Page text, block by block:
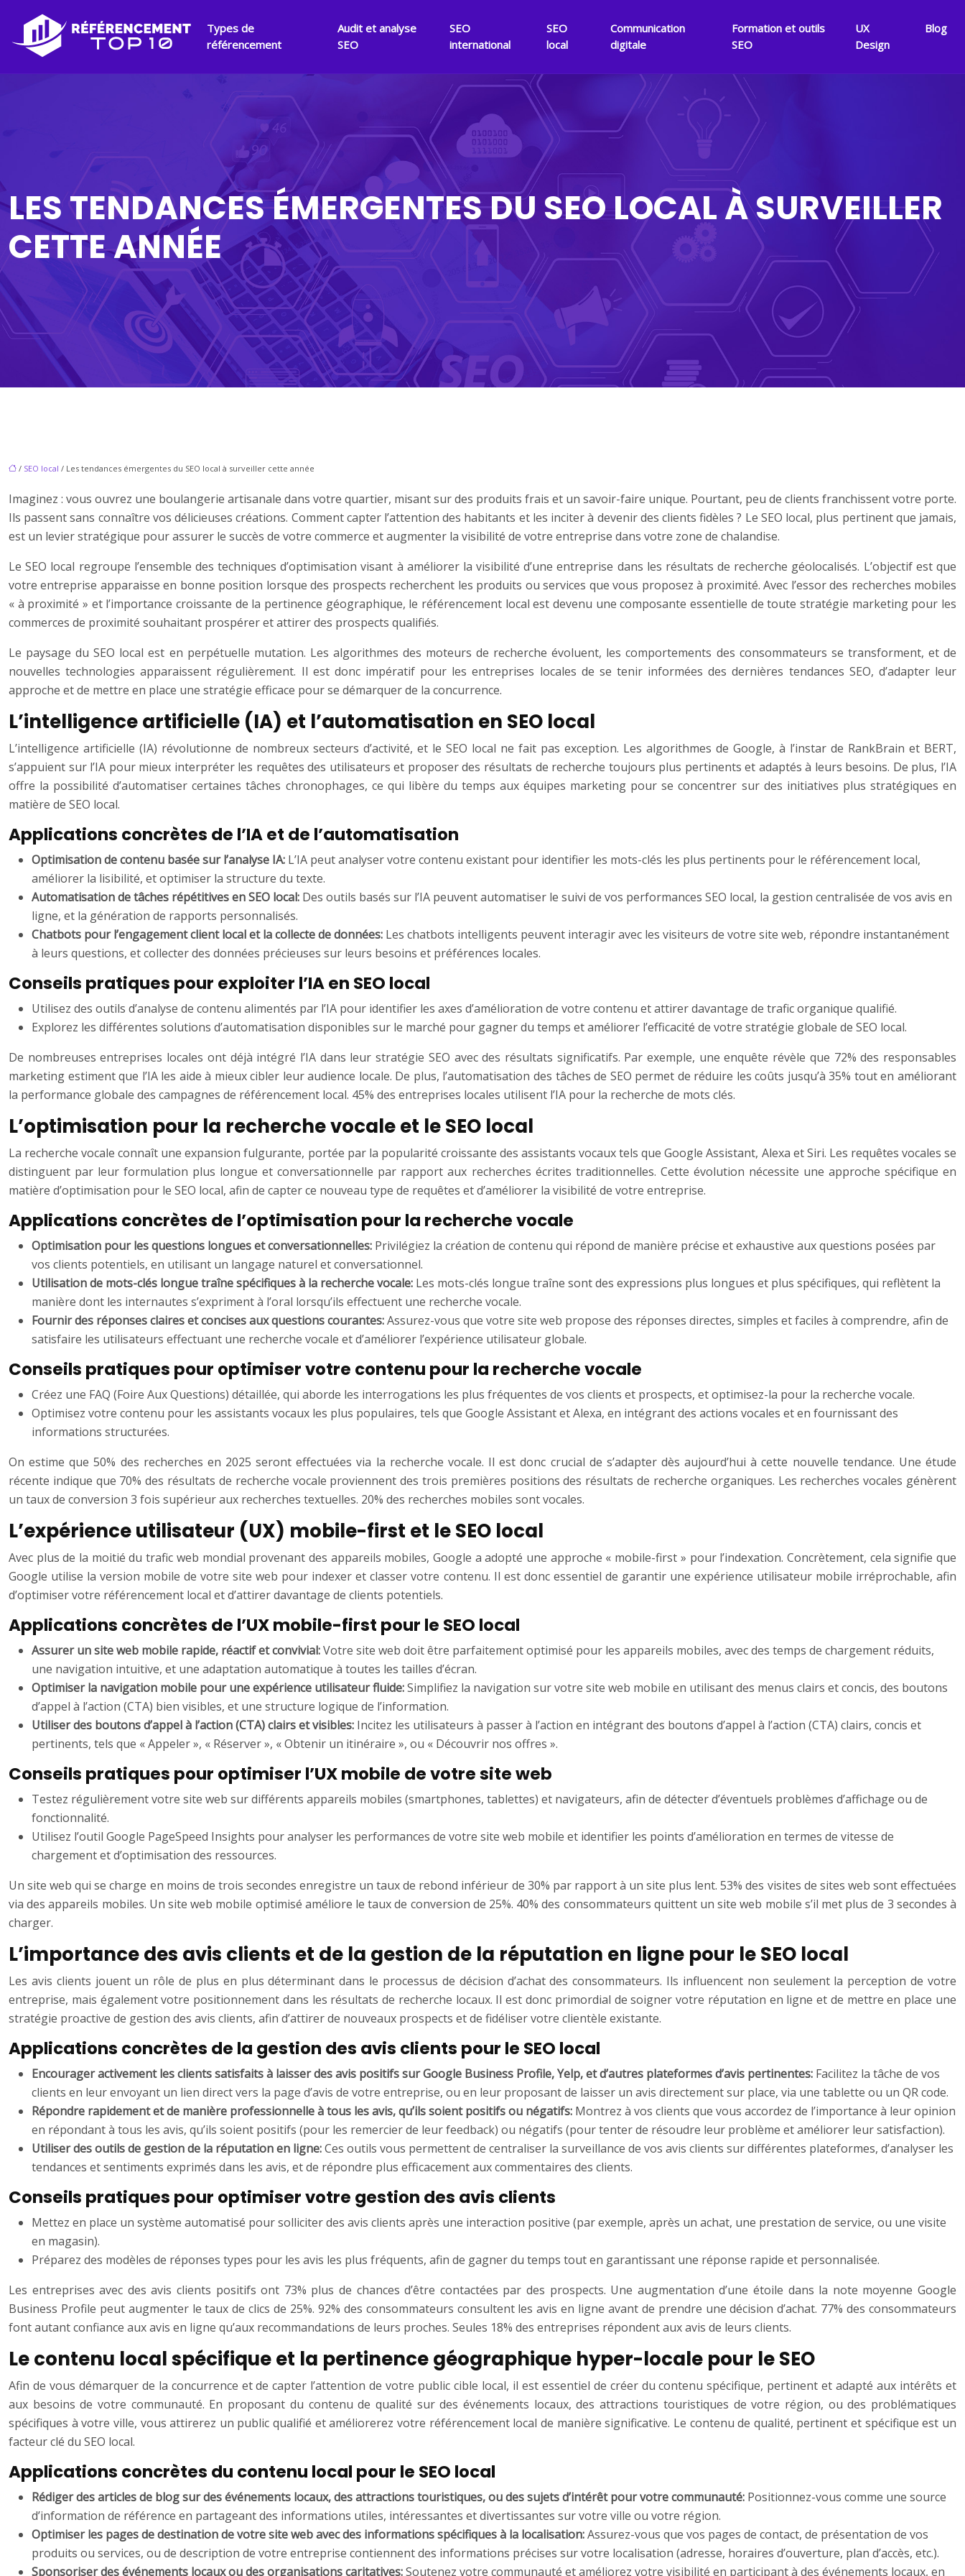
Types de
référencement
Audit et analyse
SEO
SEO
international
SEO
local
Communication
digitale
Formation et outils
SEO
UX
Design
Blog
LES TENDANCES ÉMERGENTES DU SEO LOCAL À SURVEILLER
CETTE ANNÉE
/ SEO local / Les tendances émergentes du SEO local à surveiller cette année
Imaginez : vous ouvrez une boulangerie artisanale dans votre quartier, misant sur des produits frais et un savoir-faire unique. Pourtant, peu de clients franchissent votre porte.
Ils passent sans connaître vos délicieuses créations. Comment capter l’attention des habitants et les inciter à devenir des clients fidèles ? Le SEO local, plus pertinent que jamais,
est un levier stratégique pour assurer le succès de votre commerce et augmenter la visibilité de votre entreprise dans votre zone de chalandise.
Le SEO local regroupe l’ensemble des techniques d’optimisation visant à améliorer la visibilité d’une entreprise dans les résultats de recherche géolocalisés. L’objectif est que
votre entreprise apparaisse en bonne position lorsque des prospects recherchent les produits ou services que vous proposez à proximité. Avec l’essor des recherches mobiles
« à proximité » et l’importance croissante de la pertinence géographique, le référencement local est devenu une composante essentielle de toute stratégie marketing pour les
commerces de proximité souhaitant prospérer et attirer des prospects qualifiés.
Le paysage du SEO local est en perpétuelle mutation. Les algorithmes des moteurs de recherche évoluent, les comportements des consommateurs se transforment, et de
nouvelles technologies apparaissent régulièrement. Il est donc impératif pour les entreprises locales de se tenir informées des dernières tendances SEO, d’adapter leur
approche et de mettre en place une stratégie efficace pour se démarquer de la concurrence.
L’intelligence artificielle (IA) et l’automatisation en SEO local
L’intelligence artificielle (IA) révolutionne de nombreux secteurs d’activité, et le SEO local ne fait pas exception. Les algorithmes de Google, à l’instar de RankBrain et BERT,
s’appuient sur l’IA pour mieux interpréter les requêtes des utilisateurs et proposer des résultats de recherche toujours plus pertinents et adaptés à leurs besoins. De plus, l’IA
offre la possibilité d’automatiser certaines tâches chronophages, ce qui libère du temps aux équipes marketing pour se concentrer sur des initiatives plus stratégiques en
matière de SEO local.
Applications concrètes de l’IA et de l’automatisation
Optimisation de contenu basée sur l’analyse IA: L’IA peut analyser votre contenu existant pour identifier les mots-clés les plus pertinents pour le référencement local,
améliorer la lisibilité, et optimiser la structure du texte.
Automatisation de tâches répétitives en SEO local: Des outils basés sur l’IA peuvent automatiser le suivi de vos performances SEO local, la gestion centralisée de vos avis en
ligne, et la génération de rapports personnalisés.
Chatbots pour l’engagement client local et la collecte de données: Les chatbots intelligents peuvent interagir avec les visiteurs de votre site web, répondre instantanément
à leurs questions, et collecter des données précieuses sur leurs besoins et préférences locales.
Conseils pratiques pour exploiter l’IA en SEO local
Utilisez des outils d’analyse de contenu alimentés par l’IA pour identifier les axes d’amélioration de votre contenu et attirer davantage de trafic organique qualifié.
Explorez les différentes solutions d’automatisation disponibles sur le marché pour gagner du temps et améliorer l’efficacité de votre stratégie globale de SEO local.
De nombreuses entreprises locales ont déjà intégré l’IA dans leur stratégie SEO avec des résultats significatifs. Par exemple, une enquête révèle que 72% des responsables
marketing estiment que l’IA les aide à mieux cibler leur audience locale. De plus, l’automatisation des tâches de SEO permet de réduire les coûts jusqu’à 35% tout en améliorant
la performance globale des campagnes de référencement local. 45% des entreprises locales utilisent l’IA pour la recherche de mots clés.
L’optimisation pour la recherche vocale et le SEO local
La recherche vocale connaît une expansion fulgurante, portée par la popularité croissante des assistants vocaux tels que Google Assistant, Alexa et Siri. Les requêtes vocales se
distinguent par leur formulation plus longue et conversationnelle par rapport aux recherches écrites traditionnelles. Cette évolution nécessite une approche spécifique en
matière d’optimisation pour le SEO local, afin de capter ce nouveau type de requêtes et d’améliorer la visibilité de votre entreprise.
Applications concrètes de l’optimisation pour la recherche vocale
Optimisation pour les questions longues et conversationnelles: Privilégiez la création de contenu qui répond de manière précise et exhaustive aux questions posées par
vos clients potentiels, en utilisant un langage naturel et conversationnel.
Utilisation de mots-clés longue traîne spécifiques à la recherche vocale: Les mots-clés longue traîne sont des expressions plus longues et plus spécifiques, qui reflètent la
manière dont les internautes s’expriment à l’oral lorsqu’ils effectuent une recherche vocale.
Fournir des réponses claires et concises aux questions courantes:Assurez-vous que votre site web propose des réponses directes, simples et faciles à comprendre, afin de
satisfaire les utilisateurs effectuant une recherche vocale et d’améliorer l’expérience utilisateur globale.
Conseils pratiques pour optimiser votre contenu pour la recherche vocale
Créez une FAQ (Foire Aux Questions) détaillée, qui aborde les interrogations les plus fréquentes de vos clients et prospects, et optimisez-la pour la recherche vocale.
Optimisez votre contenu pour les assistants vocaux les plus populaires, tels que Google Assistant et Alexa, en intégrant des actions vocales et en fournissant des
informations structurées.
On estime que 50% des recherches en 2025 seront effectuées via la recherche vocale. Il est donc crucial de s’adapter dès aujourd’hui à cette nouvelle tendance. Une étude
récente indique que 70% des résultats de recherche vocale proviennent des trois premières positions des résultats de recherche organiques. Les recherches vocales génèrent
un taux de conversion 3 fois supérieur aux recherches textuelles. 20% des recherches mobiles sont vocales.
L’expérience utilisateur (UX) mobile-first et le SEO local
Avec plus de la moitié du trafic web mondial provenant des appareils mobiles, Google a adopté une approche « mobile-first » pour l’indexation. Concrètement, cela signifie que
Google utilise la version mobile de votre site web pour indexer et classer votre contenu. Il est donc essentiel de garantir une expérience utilisateur mobile irréprochable, afin
d’optimiser votre référencement local et d’attirer davantage de clients potentiels.
Applications concrètes de l’UX mobile-first pour le SEO local
Assurer un site web mobile rapide, réactif et convivial:Votre site web doit être parfaitement optimisé pour les appareils mobiles, avec des temps de chargement réduits,
une navigation intuitive, et une adaptation automatique à toutes les tailles d’écran.
Optimiser la navigation mobile pour une expérience utilisateur fluide:Simplifiez la navigation sur votre site web mobile en utilisant des menus clairs et concis, des boutons
d’appel à l’action (CTA) bien visibles, et une structure logique de l’information.
Utiliser des boutons d’appel à l’action (CTA) clairs et visibles: Incitez les utilisateurs à passer à l’action en intégrant des boutons d’appel à l’action (CTA) clairs, concis et
pertinents, tels que « Appeler », « Réserver », « Obtenir un itinéraire », ou « Découvrir nos offres ».
Conseils pratiques pour optimiser l’UX mobile de votre site web
Testez régulièrement votre site web sur différents appareils mobiles (smartphones, tablettes) et navigateurs, afin de détecter d’éventuels problèmes d’affichage ou de
fonctionnalité.
Utilisez l’outil Google PageSpeed Insights pour analyser les performances de votre site web mobile et identifier les points d’amélioration en termes de vitesse de
chargement et d’optimisation des ressources.
Un site web qui se charge en moins de trois secondes enregistre un taux de rebond inférieur de 30% par rapport à un site plus lent. 53% des visites de sites web sont effectuées
via des appareils mobiles. Un site web mobile optimisé améliore le taux de conversion de 25%. 40% des consommateurs quittent un site web mobile s’il met plus de 3 secondes à
charger.
L’importance des avis clients et de la gestion de la réputation en ligne pour le SEO local
Les avis clients jouent un rôle de plus en plus déterminant dans le processus de décision d’achat des consommateurs. Ils influencent non seulement la perception de votre
entreprise, mais également votre positionnement dans les résultats de recherche locaux. Il est donc primordial de soigner votre réputation en ligne et de mettre en place une
stratégie proactive de gestion des avis clients, afin d’attirer de nouveaux prospects et de fidéliser votre clientèle existante.
Applications concrètes de la gestion des avis clients pour le SEO local
Encourager activement les clients satisfaits à laisser des avis positifs sur Google Business Profile, Yelp, et d’autres plateformes d’avis pertinentes: Facilitez la tâche de vos
clients en leur envoyant un lien direct vers la page d’avis de votre entreprise, ou en leur proposant de laisser un avis directement sur place, via une tablette ou un QR code.
Répondre rapidement et de manière professionnelle à tous les avis, qu’ils soient positifs ou négatifs: Montrez à vos clients que vous accordez de l’importance à leur opinion
en répondant à tous les avis, qu’ils soient positifs (pour les remercier de leur feedback) ou négatifs (pour tenter de résoudre leur problème et améliorer leur satisfaction).
Utiliser des outils de gestion de la réputation en ligne:Ces outils vous permettent de centraliser la surveillance de vos avis clients sur différentes plateformes, d’analyser les
tendances et sentiments exprimés dans les avis, et de répondre plus efficacement aux commentaires des clients.
Conseils pratiques pour optimiser votre gestion des avis clients
Mettez en place un système automatisé pour solliciter des avis clients après une interaction positive (par exemple, après un achat, une prestation de service, ou une visite
en magasin).
Préparez des modèles de réponses types pour les avis les plus fréquents, afin de gagner du temps tout en garantissant une réponse rapide et personnalisée.
Les entreprises avec des avis clients positifs ont 73% plus de chances d’être contactées par des prospects. Une augmentation d’une étoile dans la note moyenne Google
Business Profile peut augmenter le taux de clics de 25%. 92% des consommateurs consultent les avis en ligne avant de prendre une décision d’achat. 77% des consommateurs
font autant confiance aux avis en ligne qu’aux recommandations de leurs proches. Seules 18% des entreprises répondent aux avis de leurs clients.
Le contenu local spécifique et la pertinence géographique hyper-locale pour le SEO
Afin de vous démarquer de la concurrence et de capter l’attention de votre public cible local, il est essentiel de créer du contenu spécifique, pertinent et adapté aux intérêts et
aux besoins de votre communauté. En proposant du contenu de qualité sur des événements locaux, des attractions touristiques de votre région, ou des problématiques
spécifiques à votre ville, vous attirerez un public qualifié et améliorerez votre référencement local de manière significative. Le contenu de qualité, pertinent et spécifique est un
facteur clé du SEO local.
Applications concrètes du contenu local pour le SEO local
Rédiger des articles de blog sur des événements locaux, des attractions touristiques, ou des sujets d’intérêt pour votre communauté: Positionnez-vous comme une source
d’information de référence en partageant des informations utiles, intéressantes et divertissantes sur votre ville ou votre région.
Optimiser les pages de destination de votre site web avec des informations spécifiques à la localisation:Assurez-vous que vos pages de contact, de présentation de vos
produits ou services, ou de description de votre entreprise contiennent des informations précises sur votre localisation (adresse, horaires d’ouverture, plan d’accès, etc.).
Sponsoriser des événements locaux ou des organisations caritatives:Soutenez votre communauté et améliorez votre visibilité en participant à des événements locaux, en